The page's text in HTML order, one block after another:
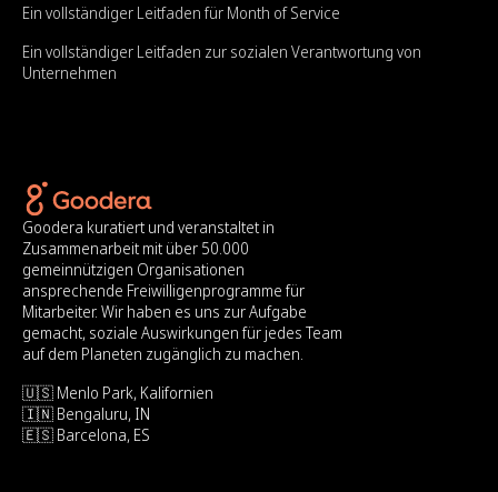
Ein vollständiger Leitfaden für Month of Service
Ein vollständiger Leitfaden zur sozialen Verantwortung von
Unternehmen
Goodera kuratiert und veranstaltet in
Zusammenarbeit mit über 50.000
gemeinnützigen Organisationen
ansprechende Freiwilligenprogramme für
Mitarbeiter. Wir haben es uns zur Aufgabe
gemacht, soziale Auswirkungen für jedes Team
auf dem Planeten zugänglich zu machen.
🇺🇸 Menlo Park, Kalifornien
🇮🇳 Bengaluru, IN
🇪🇸 Barcelona, ES